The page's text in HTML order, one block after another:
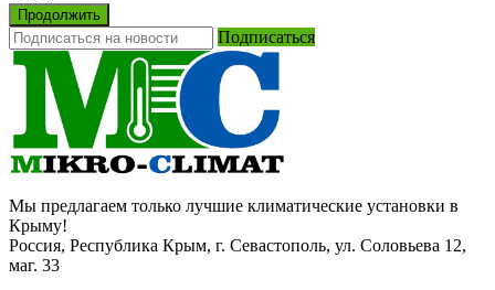
Продолжить
Подписаться
Мы предлагаем только лучшие климатические установки в
Крыму!
Россия, Республика Крым, г. Севастополь, ул. Соловьева 12,
маг. 33